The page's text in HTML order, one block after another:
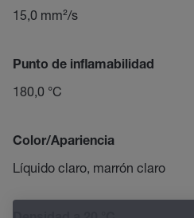
15,0 mm²/s
Punto de inflamabilidad
180,0 °C
Color/Apariencia
Líquido claro, marrón claro